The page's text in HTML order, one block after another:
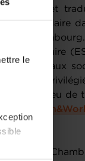
le
2018 et
et solidaire
et solidaire
social et aux
qu’un lieu de
par la